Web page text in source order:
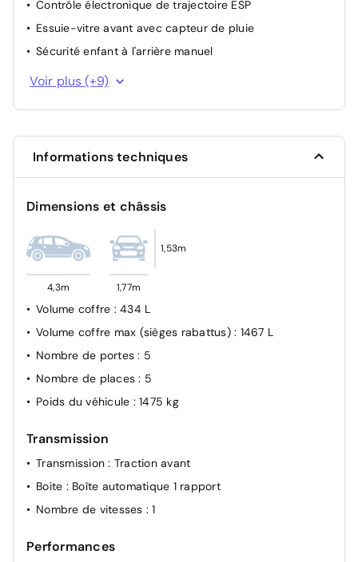
Contrôle électronique de trajectoire ESP
Essuie-vitre avant avec capteur de pluie
Sécurité enfant à l'arrière manuel
Fixation ISOFIX à l'arrière
Airbag passager avant déconnectable manuellement
Système d'appel d'urgence SOS
Feu de jour
Allumage automatique des feux de croisement
Voir plus (+9)
Informations techniques
Dimensions et châssis
4,3m 1,77m
1,53m
Volume coffre : 434 L
Volume coffre max (sièges rabattus) : 1467 L
Nombre de portes: 5
Nombre de places: 5
Poids du véhicule : 1475 kg
Transmission
Transmission: Traction avant
Boite : Boîte automatique 1 rapport
Nombre de vitesses : 1
Performances